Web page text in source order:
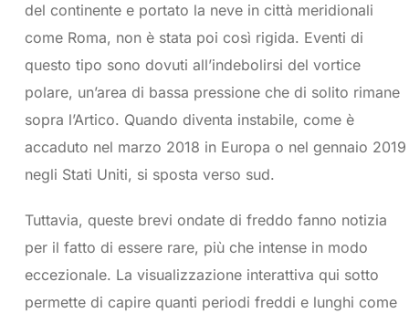
del continente e portato la neve in città meridionali
come Roma, non è stata poi così rigida. Eventi di
questo tipo sono dovuti all’indebolirsi del vortice
polare, un’area di bassa pressione che di solito rimane
sopra l’Artico. Quando diventa instabile, come è
accaduto nel marzo 2018 in Europa o nel gennaio 2019
negli Stati Uniti, si sposta verso sud.
Tuttavia, queste brevi ondate di freddo fanno notizia
per il fatto di essere rare, più che intense in modo
eccezionale. La visualizzazione interattiva qui sotto
permette di capire quanti periodi freddi e lunghi come